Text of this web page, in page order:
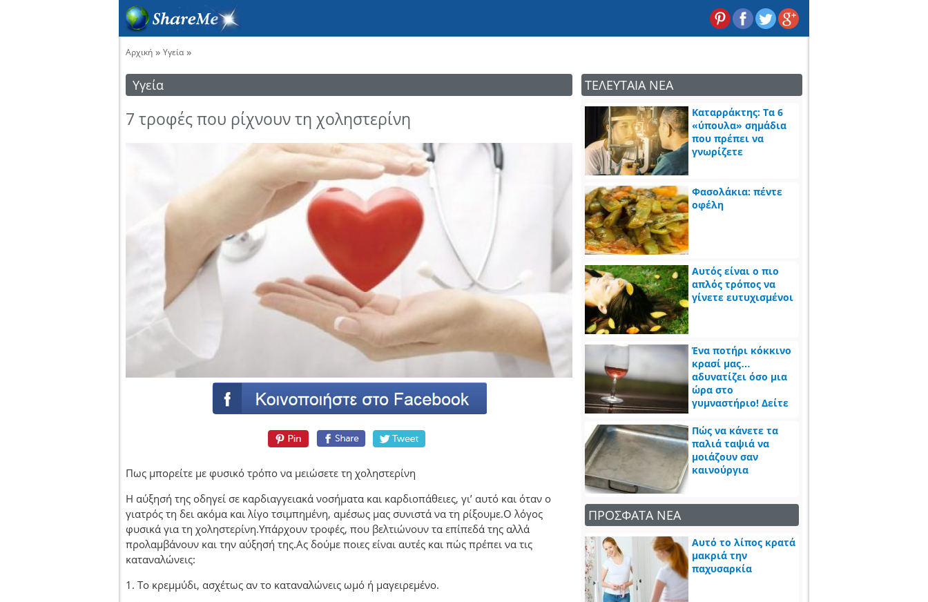
Αρχική » Υγεία »
Υγεία
7 τροφές που ρίχνουν τη χοληστερίνη
Πως μπορείτε με φυσικό τρόπο να μειώσετε τη χοληστερίνη
Η αύξησή της οδηγεί σε καρδιαγγειακά νοσήματα και καρδιοπάθειες, γι’ αυτό και όταν ο
γιατρός τη δει ακόμα και λίγο τσιμπημένη, αμέσως μας συνιστά να τη ρίξουμε.Ο λόγος
φυσικά για τη χοληστερίνη.Υπάρχουν τροφές, που βελτιώνουν τα επίπεδά της αλλά
προλαμβάνουν και την αύξησή της.Ας δούμε ποιες είναι αυτές και πώς πρέπει να τις
καταναλώνεις:
1. Το κρεμμύδι, ασχέτως αν το καταναλώνεις ωμό ή μαγειρεμένο.
ΤΕΛΕΥΤΑΙΑ ΝΕΑ
Καταρράκτης: Τα 6
«ύπουλα» σημάδια
που πρέπει να
γνωρίζετε
Φασολάκια: πέντε
οφέλη
Αυτός είναι ο πιο
απλός τρόπος να
γίνετε ευτυχισμένοι
Ένα ποτήρι κόκκινο
κρασί μας…
αδυνατίζει όσο μια
ώρα στο
γυμναστήριο! Δείτε
Πώς να κάνετε τα
παλιά ταψιά να
μοιάζουν σαν
καινούργια
ΠΡΟΣΦΑΤΑ ΝΕΑ
Αυτό το λίπος κρατά
μακριά την
παχυσαρκία